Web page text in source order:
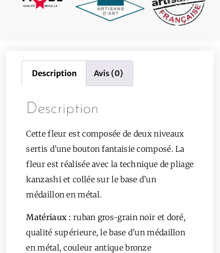
Description Avis (0)
Description
Cette fleur est composée de deux niveaux
sertis d’une bouton fantaisie composé. La
fleur est réalisée avec la technique de pliage
kanzashi et collée sur le base d’un
médaillon en métal.
Matériaux :ruban gros-grain noir et doré,
qualité supérieure, le base d’un médaillon
en métal, couleur antique bronze